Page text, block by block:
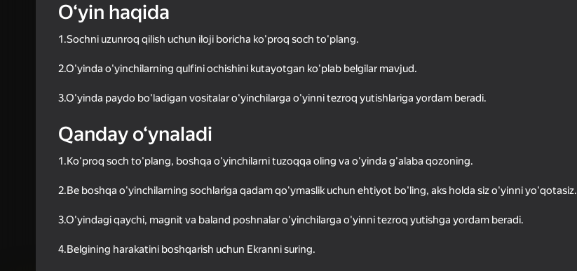
Boshlash
O‘yin haqida
1.Sochni uzunroq qilish uchun iloji boricha ko'proq soch to'plang.
2.O'yinda o'yinchilarning qulfini ochishini kutayotgan ko'plab belgilar mavjud.
3.O'yinda paydo bo'ladigan vositalar o'yinchilarga o'yinni tezroq yutishlariga yordam beradi.
Qanday o‘ynaladi
1.Ko'proq soch to'plang, boshqa o'yinchilarni tuzoqqa oling va o'yinda g'alaba qozoning.
2.Be boshqa o'yinchilarning sochlariga qadam qo'ymaslik uchun ehtiyot bo'ling, aks holda siz o'yinni yo'qotasiz.
3.O'yindagi qaychi, magnit va baland poshnalar o'yinchilarga o'yinni tezroq yutishga yordam beradi.
4.Belgining harakatini boshqarish uchun Ekranni suring.